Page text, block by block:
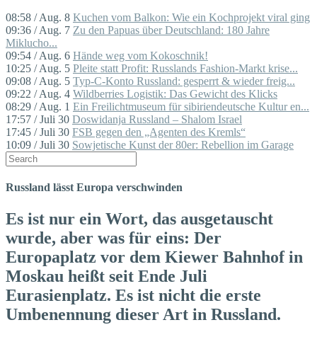
08:58 / Aug. 8 Kuchen vom Balkon: Wie ein Kochprojekt viral ging
09:36 / Aug. 7 Zu den Papuas über Deutschland: 180 Jahre
Miklucho...
09:54 / Aug. 6 Hände weg vom Kokoschnik!
10:25 / Aug. 5 Pleite statt Profit: Russlands Fashion-Markt krise...
09:08 / Aug. 5 Typ-C-Konto Russland: gesperrt & wieder freig...
09:22 / Aug. 4 Wildberries Logistik: Das Gewicht des Klicks
08:29 / Aug. 1 Ein Freilichtmuseum für sibiriendeutsche Kultur en...
17:57 / Juli 30 Doswidanja Russland – Shalom Israel
17:45 / Juli 30 FSB gegen den „Agenten des Kremls“
10:09 / Juli 30 Sowjetische Kunst der 80er: Rebellion im Garage
Russland lässt Europa verschwinden
Es ist nur ein Wort, das ausgetauscht
wurde, aber was für eins: Der
Europaplatz vor dem Kiewer Bahnhof in
Moskau heißt seit Ende Juli
Eurasienplatz. Es ist nicht die erste
Umbenennung dieser Art in Russland.